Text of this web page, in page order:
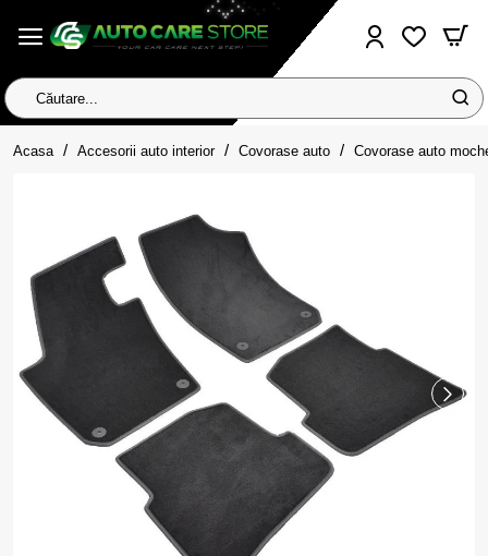
Căutare...
Acasa homeAccesorii auto interior Covorase auto Covorase auto